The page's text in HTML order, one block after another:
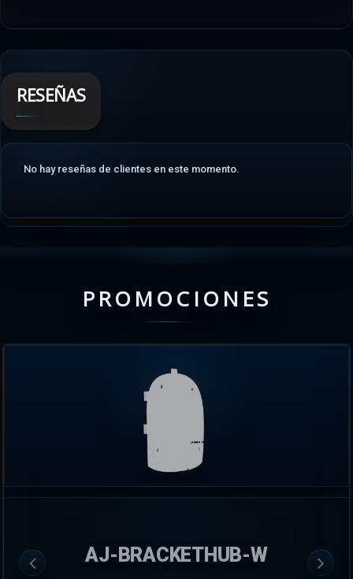
RESEÑAS
No hay reseñas de clientes en este momento.
PROMOCIONES
AJ-BRACKETHUB-W